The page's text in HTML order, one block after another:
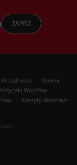
ZAPISZ
Aktualności
Kariera
Pożyczki Wrocław
Kredyty Wrocław